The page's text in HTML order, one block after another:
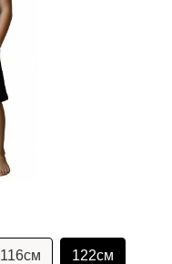
116см 122см